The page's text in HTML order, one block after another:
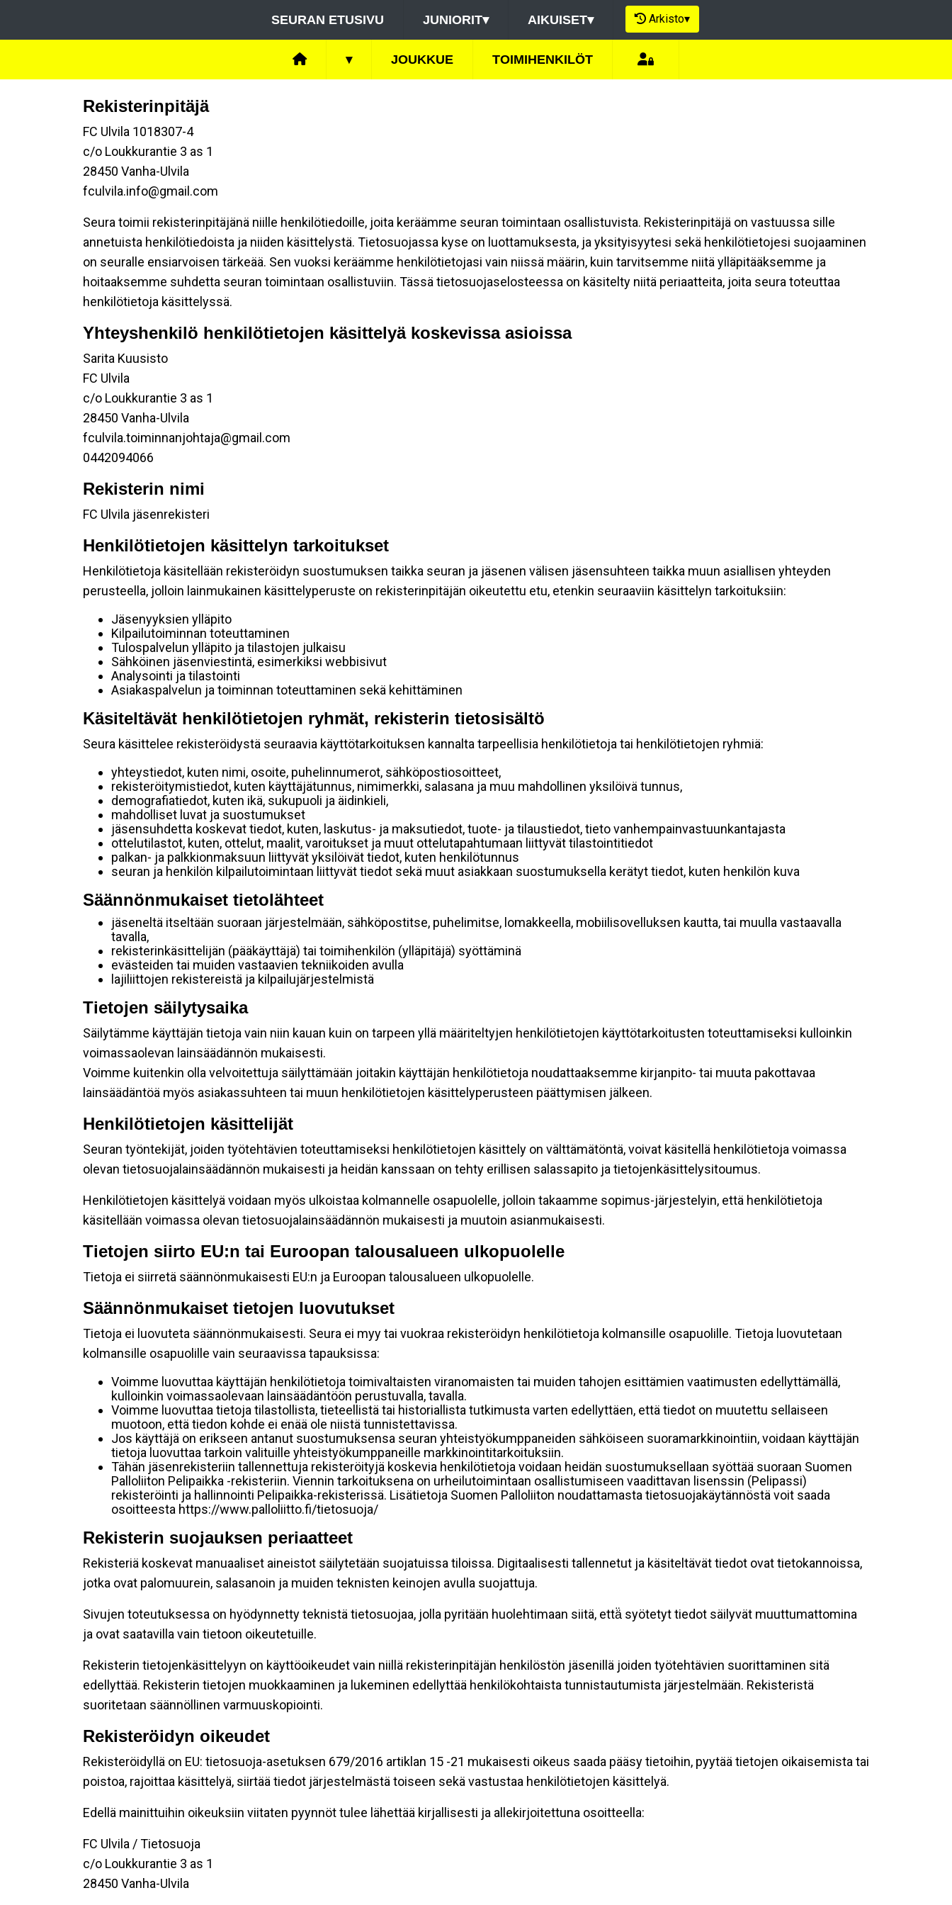
SEURAN ETUSIVU JUNIORIT▾ AIKUISET▾ Arkisto▾
▾ JOUKKUE TOIMIHENKILÖT
Rekisterinpitäjä
FC Ulvila 1018307-4
c/o Loukkurantie 3 as 1
28450 Vanha-Ulvila
fculvila.info@gmail.com
Seura toimii rekisterinpitäjänä niille henkilötiedoille, joita keräämme seuran toimintaan osallistuvista. Rekisterinpitäjä on vastuussa sille
annetuista henkilötiedoista ja niiden käsittelystä. Tietosuojassa kyse on luottamuksesta, ja yksityisyytesi sekä henkilötietojesi suojaaminen
on seuralle ensiarvoisen tärkeää. Sen vuoksi keräämme henkilötietojasi vain niissä määrin, kuin tarvitsemme niitä ylläpitääksemme ja
hoitaaksemme suhdetta seuran toimintaan osallistuviin. Tässä tietosuojaselosteessa on käsitelty niitä periaatteita, joita seura toteuttaa
henkilötietoja käsittelyssä.
Yhteyshenkilö henkilötietojen käsittelyä koskevissa asioissa
Sarita Kuusisto
FC Ulvila
c/o Loukkurantie 3 as 1
28450 Vanha-Ulvila
fculvila.toiminnanjohtaja@gmail.com
0442094066
Rekisterin nimi
FC Ulvila jäsenrekisteri
Henkilötietojen käsittelyn tarkoitukset
Henkilötietoja käsitellään rekisteröidyn suostumuksen taikka seuran ja jäsenen välisen jäsensuhteen taikka muun asiallisen yhteyden
perusteella, jolloin lainmukainen käsittelyperuste on rekisterinpitäjän oikeutettu etu, etenkin seuraaviin käsittelyn tarkoituksiin:
Jäsenyyksien ylläpito
Kilpailutoiminnan toteuttaminen
Tulospalvelun ylläpito ja tilastojen julkaisu
Sähköinen jäsenviestintä, esimerkiksi webbisivut
Analysointi ja tilastointi
Asiakaspalvelun ja toiminnan toteuttaminen sekä kehittäminen
Käsiteltävät henkilötietojen ryhmät, rekisterin tietosisältö
Seura käsittelee rekisteröidystä seuraavia käyttötarkoituksen kannalta tarpeellisia henkilötietoja tai henkilötietojen ryhmiä:
yhteystiedot, kuten nimi, osoite, puhelinnumerot, sähköpostiosoitteet,
rekisteröitymistiedot, kuten käyttäjätunnus, nimimerkki, salasana ja muu mahdollinen yksilöivä tunnus,
demografiatiedot, kuten ikä, sukupuoli ja äidinkieli,
mahdolliset luvat ja suostumukset
jäsensuhdetta koskevat tiedot, kuten, laskutus- ja maksutiedot, tuote- ja tilaustiedot, tieto vanhempainvastuunkantajasta
ottelutilastot, kuten, ottelut, maalit, varoitukset ja muut ottelutapahtumaan liittyvät tilastointitiedot
palkan- ja palkkionmaksuun liittyvät yksilöivät tiedot, kuten henkilötunnus
seuran ja henkilön kilpailutoimintaan liittyvät tiedot sekä muut asiakkaan suostumuksella kerätyt tiedot, kuten henkilön kuva
Säännönmukaiset tietolähteet
jäseneltä itseltään suoraan järjestelmään, sähköpostitse, puhelimitse, lomakkeella, mobiilisovelluksen kautta, tai muulla vastaavalla
tavalla,
rekisterinkäsittelijän (pääkäyttäjä) tai toimihenkilön (ylläpitäjä) syöttäminä
evästeiden tai muiden vastaavien tekniikoiden avulla
lajiliittojen rekistereistä ja kilpailujärjestelmistä
Tietojen säilytysaika
Säilytämme käyttäjän tietoja vain niin kauan kuin on tarpeen yllä määriteltyjen henkilötietojen käyttötarkoitusten toteuttamiseksi kulloinkin
voimassaolevan lainsäädännön mukaisesti.
Voimme kuitenkin olla velvoitettuja säilyttämään joitakin käyttäjän henkilötietoja noudattaaksemme kirjanpito- tai muuta pakottavaa
lainsäädäntöä myös asiakassuhteen tai muun henkilötietojen käsittelyperusteen päättymisen jälkeen.
Henkilötietojen käsittelijät
Seuran työntekijät, joiden työtehtävien toteuttamiseksi henkilötietojen käsittely on välttämätöntä, voivat käsitellä henkilötietoja voimassa
olevan tietosuojalainsäädännön mukaisesti ja heidän kanssaan on tehty erillisen salassapito ja tietojenkäsittelysitoumus.
Henkilötietojen käsittelyä voidaan myös ulkoistaa kolmannelle osapuolelle, jolloin takaamme sopimus-järjestelyin, että henkilötietoja
käsitellään voimassa olevan tietosuojalainsäädännön mukaisesti ja muutoin asianmukaisesti.
Tietojen siirto EU:n tai Euroopan talousalueen ulkopuolelle
Tietoja ei siirretä säännönmukaisesti EU:n ja Euroopan talousalueen ulkopuolelle.
Säännönmukaiset tietojen luovutukset
Tietoja ei luovuteta säännönmukaisesti. Seura ei myy tai vuokraa rekisteröidyn henkilötietoja kolmansille osapuolille. Tietoja luovutetaan
kolmansille osapuolille vain seuraavissa tapauksissa:
Voimme luovuttaa käyttäjän henkilötietoja toimivaltaisten viranomaisten tai muiden tahojen esittämien vaatimusten edellyttämällä,
kulloinkin voimassaolevaan lainsäädäntöön perustuvalla, tavalla.
Voimme luovuttaa tietoja tilastollista, tieteellistä tai historiallista tutkimusta varten edellyttäen, että tiedot on muutettu sellaiseen
muotoon, että tiedon kohde ei enää ole niistä tunnistettavissa.
Jos käyttäjä on erikseen antanut suostumuksensa seuran yhteistyökumppaneiden sähköiseen suoramarkkinointiin, voidaan käyttäjän
tietoja luovuttaa tarkoin valituille yhteistyökumppaneille markkinointitarkoituksiin.
Tähän jäsenrekisteriin tallennettuja rekisteröityjä koskevia henkilötietoja voidaan heidän suostumuksellaan syöttää suoraan Suomen
Palloliiton Pelipaikka -rekisteriin. Viennin tarkoituksena on urheilutoimintaan osallistumiseen vaadittavan lisenssin (Pelipassi)
rekisteröinti ja hallinnointi Pelipaikka-rekisterissä. Lisätietoja Suomen Palloliiton noudattamasta tietosuojakäytännöstä voit saada
osoitteesta https://www.palloliitto.fi/tietosuoja/
Rekisterin suojauksen periaatteet
Rekisteriä koskevat manuaaliset aineistot säilytetään suojatuissa tiloissa. Digitaalisesti tallennetut ja käsiteltävät tiedot ovat tietokannoissa,
jotka ovat palomuurein, salasanoin ja muiden teknisten keinojen avulla suojattuja.
Sivujen toteutuksessa on hyödynnetty teknistä tietosuojaa, jolla pyritään huolehtimaan siitä, että̈ syötetyt tiedot säilyvät muuttumattomina
ja ovat saatavilla vain tietoon oikeutetuille.
Rekisterin tietojenkäsittelyyn on käyttöoikeudet vain niillä rekisterinpitäjän henkilöstön jäsenillä joiden työtehtävien suorittaminen sitä
edellyttää. Rekisterin tietojen muokkaaminen ja lukeminen edellyttää henkilökohtaista tunnistautumista järjestelmään. Rekisteristä
suoritetaan säännöllinen varmuuskopiointi.
Rekisteröidyn oikeudet
Rekisteröidyllä on EU: tietosuoja-asetuksen 679/2016 artiklan 15 -21 mukaisesti oikeus saada pääsy tietoihin, pyytää tietojen oikaisemista tai
poistoa, rajoittaa käsittelyä, siirtää tiedot järjestelmästä toiseen sekä vastustaa henkilötietojen käsittelyä.
Edellä mainittuihin oikeuksiin viitaten pyynnöt tulee lähettää kirjallisesti ja allekirjoitettuna osoitteella:
FC Ulvila / Tietosuoja
c/o Loukkurantie 3 as 1
28450 Vanha-Ulvila